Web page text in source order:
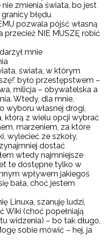
zmienia świata, bo jest
błędu
pozwala pójść własną
przecież NIE MUSZĘ robić
mnie
świata, w którym
było przestępstwem –
milicja – obywatelska a
Wtedy, dla mnie,
wyboru własnej drogi,
którą z wielu opcji wybrać
marzeniem, za które
wylecieć ze szkoły,
dostać
wtedy najmniejsze
te dostępne tylko w
wpływem jakiegoś
bała, choć jestem
Linuxa, szanuję ludzi,
Wiki (choć popełniają
widzenia) – bo tak długo,
sobie mówić – hej, ja